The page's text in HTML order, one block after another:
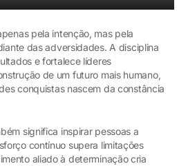
pela intenção, mas pela
das adversidades. A disciplina
e fortalece líderes
de um futuro mais humano,
conquistas nascem da constância
significa inspirar pessoas a
contínuo supera limitações
aliado à determinação cria